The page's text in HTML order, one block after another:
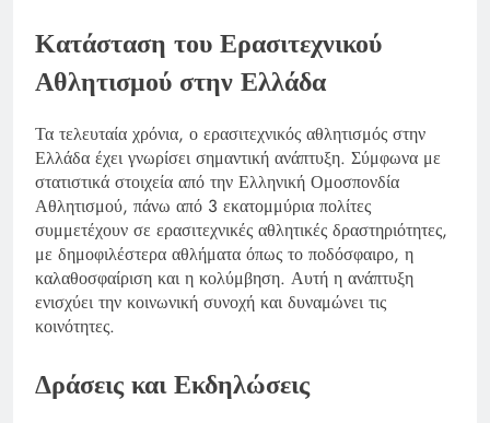
Κατάσταση του Ερασιτεχνικού
Αθλητισμού στην Ελλάδα
Τα τελευταία χρόνια, ο ερασιτεχνικός αθλητισμός στην
Ελλάδα έχει γνωρίσει σημαντική ανάπτυξη. Σύμφωνα με
στατιστικά στοιχεία από την Ελληνική Ομοσπονδία
Αθλητισμού, πάνω από 3 εκατομμύρια πολίτες
συμμετέχουν σε ερασιτεχνικές αθλητικές δραστηριότητες,
με δημοφιλέστερα αθλήματα όπως το ποδόσφαιρο, η
καλαθοσφαίριση και η κολύμβηση. Αυτή η ανάπτυξη
ενισχύει την κοινωνική συνοχή και δυναμώνει τις
κοινότητες.
Δράσεις και Εκδηλώσεις